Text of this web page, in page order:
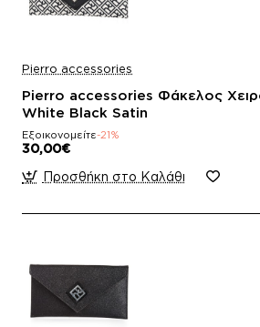
Pierro accessories
Pierro accessories Φάκελος
White Black Satin
Εξοικονομείτε-21%
30,00€
Προσθήκη στο Καλάθι